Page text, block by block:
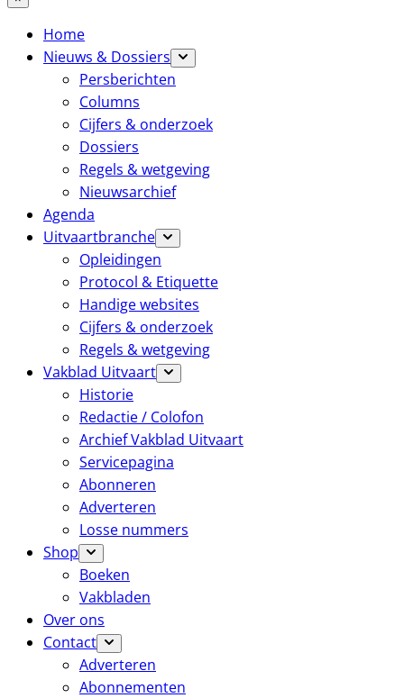
Home
Nieuws & Dossiers
Persberichten
Columns
Cijfers & onderzoek
Dossiers
Regels & wetgeving
Nieuwsarchief
Agenda
Uitvaartbranche
Opleidingen
Protocol & Etiquette
Handige websites
Cijfers & onderzoek
Regels & wetgeving
Vakblad Uitvaart
Historie
Redactie / Colofon
Archief Vakblad Uitvaart
Servicepagina
Abonneren
Adverteren
Losse nummers
Shop
Boeken
Vakbladen
Over ons
Contact
Adverteren
Abonnementen